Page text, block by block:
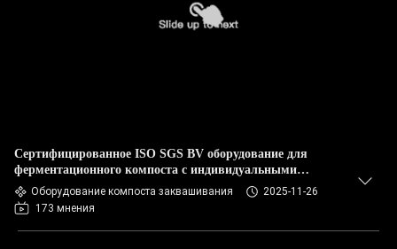
Сертифицированное ISO SGS BV оборудование для
ферментационного компоста с индивидуальными
размерами для обработки органических отходов
Оборудование компоста заквашивания
2025-11-26
173 мнения